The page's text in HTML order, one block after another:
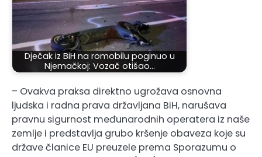
Dječak iz BiH na romobilu poginuo u
Njemačkoj: Vozač otišao…
– Ovakva praksa direktno ugrožava osnovna
ljudska i radna prava državljana BiH, narušava
pravnu sigurnost međunarodnih operatera iz naše
zemlje i predstavlja grubo kršenje obaveza koje su
države članice EU preuzele prema Sporazumu o